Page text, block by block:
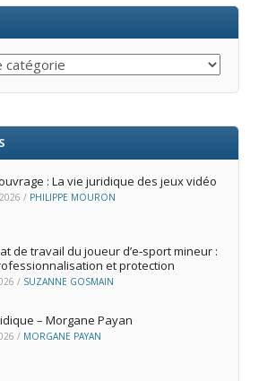
: La vie juridique des jeux vidéo
/ PHILIPPE MOURON
de travail du joueur d’e‑sport mineur :
et protection
/ SUZANNE GOSMAIN
– Morgane Payan
/ MORGANE PAYAN